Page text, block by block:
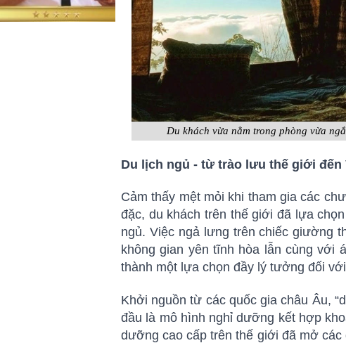
Du khách vừa nằm trong phòng vừa
Du lịch ngủ - từ trào lưu thế giới đến
Cảm thấy mệt mỏi khi tham gia các
đặc, du khách trên thế giới đã lựa
ngủ. Việc ngả lưng trên chiếc giường
không gian yên tĩnh hòa lẫn cùng với
thành một lựa chọn đầy lý tưởng đối
Khởi nguồn từ các quốc gia châu Âu,
đầu là mô hình nghỉ dưỡng kết hợp
dưỡng cao cấp trên thế giới đã mở các